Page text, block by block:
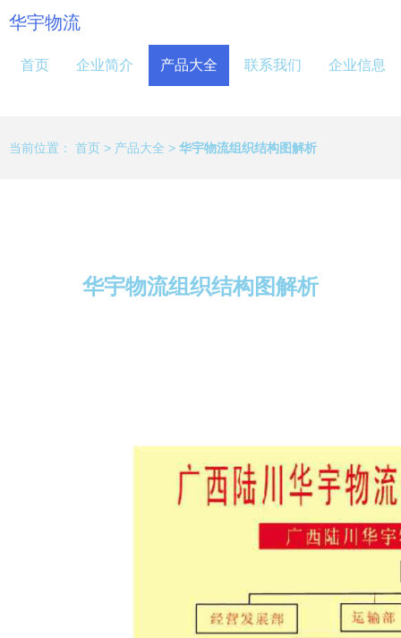
华宇物流
首页 企业简介 产品大全 联系我们 企业信息
当前位置： 首页 > 产品大全 > 华宇物流组织结构图解析
华宇物流组织结构图解析